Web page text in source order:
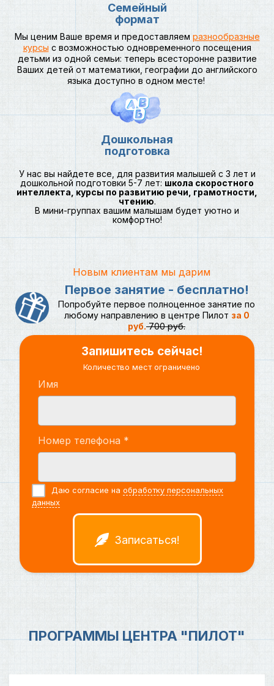
Семейный
формат
Мы ценим Ваше время и предоставляем разнообразные
курсы с возможностью одновременного посещения
детьми из одной семьи: теперь всесторонне развитие
Ваших детей от математики, географии до английского
языка доступно в одном месте!
Дошкольная
подготовка
У нас вы найдете все, для развития малышей с 3 лет и
дошкольной подготовки 5-7 лет: школа скоростного
интеллекта, курсы по развитию речи, грамотности,
чтению.
В мини-группах вашим малышам будет уютно и
комфортно!
Новым клиентам мы дарим
Первое занятие - бесплатно!
Попробуйте первое полноценное занятие по
любому направлению в центре Пилот за 0
руб.700 руб.
Запишитесь сейчас!
Количество мест ограничено
Имя
Номер телефона *
Даю согласие на обработку персональных
данных
Записаться!
ПРОГРАММЫ ЦЕНТРА "ПИЛОТ"